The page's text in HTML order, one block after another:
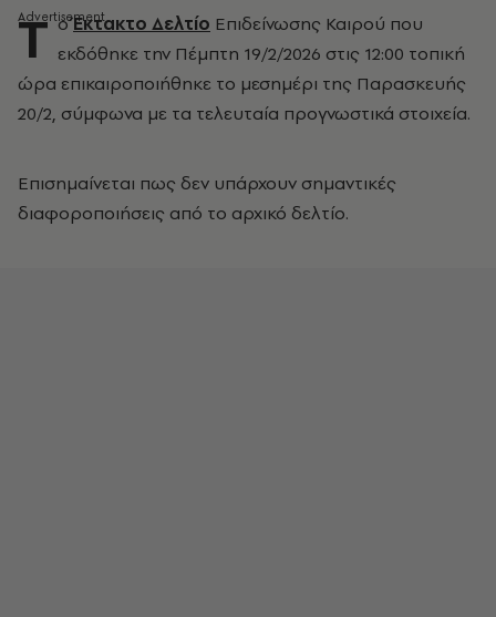
Τ οΈκτακτο Δελτίο Επιδείνωσης Καιρού που
εκδόθηκε την Πέμπτη 19/2/2026 στις 12:00 τοπική
ώρα επικαιροποιήθηκε το μεσημέρι της Παρασκευής
20/2, σύμφωνα με τα τελευταία προγνωστικά στοιχεία.
Επισημαίνεται πως δεν υπάρχουν σημαντικές
διαφοροποιήσεις από το αρχικό δελτίο.